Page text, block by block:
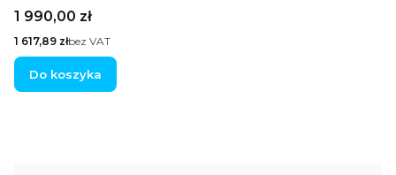
Cena
1 990,00 zł
Cena
1 617,89 złbez VAT
Do koszyka